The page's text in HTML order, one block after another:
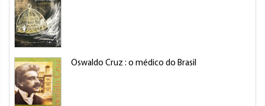
Oswaldo Cruz : o médico do Brasil